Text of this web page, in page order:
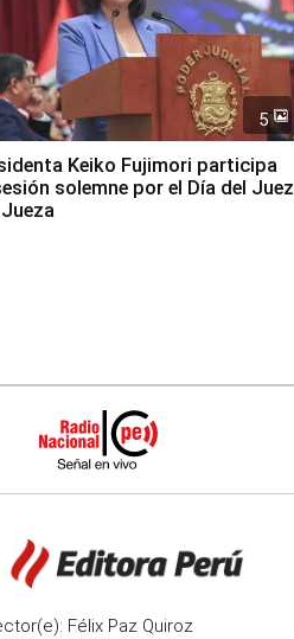
5
Keiko Fujimori participa
solemne por el Día del Juez
Félix Paz Quiroz